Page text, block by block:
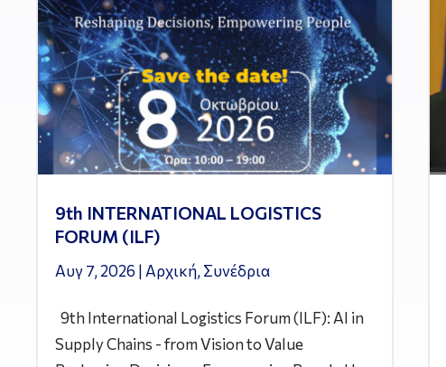
9th INTERNATIONAL LOGISTICS
FORUM (ILF)
Αυγ 7, 2026 | Αρχική, Συνέδρια
9th International Logistics Forum (ILF): AI in
Supply Chains - from Vision to Value